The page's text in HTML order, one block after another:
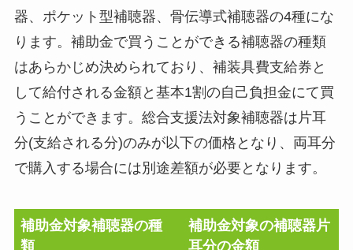
器、ポケット型補聴器、骨伝導式補聴器の4種にな
ります。補助金で買うことができる補聴器の種類
はあらかじめ決められており、補装具費支給券と
して給付される金額と基本1割の自己負担金にて買
うことができます。総合支援法対象補聴器は片耳
分(支給される分)のみが以下の価格となり、両耳分
で購入する場合には別途差額が必要となります。
補助金対象補聴器の種
類
補助金対象の補聴器片
耳分の金額